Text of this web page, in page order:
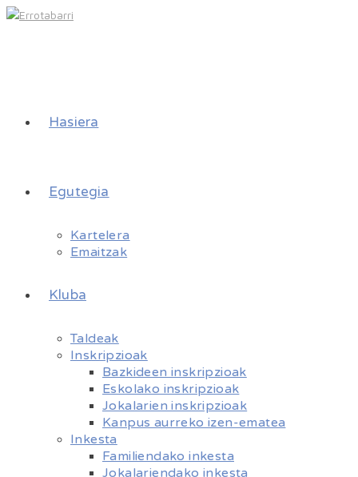
Hasiera
Egutegia
Kartelera
Emaitzak
Kluba
Taldeak
Inskripzioak
Bazkideen inskripzioak
Eskolako inskripzioak
Jokalarien inskripzioak
Kanpus aurreko izen-ematea
Inkesta
Familiendako inkesta
Jokalariendako inkesta